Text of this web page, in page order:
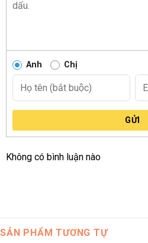
Anh Chị
GỬI
Không có bình luận nào
SẢN PHẨM TƯƠNG TỰ